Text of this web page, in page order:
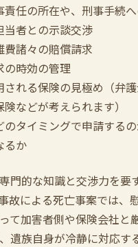
責任の所在や、刑事手続
当者との示談交渉
費諸々の賠償請求
の時効の管理
される保険の見極め（弁
などが考えられます）
のタイミングで申請する
るか
門的な知識と交渉力を要
故による死亡事案では、
て加害者側や保険会社と
遺族自身が冷静に対応す